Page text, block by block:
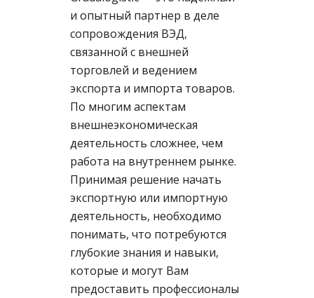
и опытный партнер в деле
сопровождения ВЭД,
связанной с внешней
торговлей и ведением
экспорта и импорта товаров.
По многим аспектам
внешнеэкономическая
деятельность сложнее, чем
работа на внутреннем рынке.
Принимая решение начать
экспортную или импортную
деятельность, необходимо
понимать, что потребуются
глубокие знания и навыки,
которые и могут Вам
предоставить профессионалы